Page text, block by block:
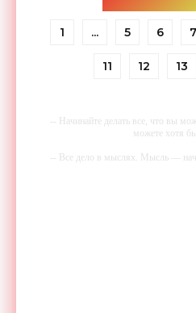
1 ... 5 6 7
11 12 13
-- Начинайте делать все, что вы
можете хотя
-- Все дело в мыслях. Мысль —